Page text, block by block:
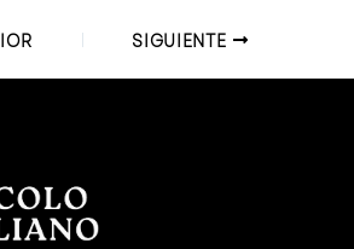
SIGUIENTE